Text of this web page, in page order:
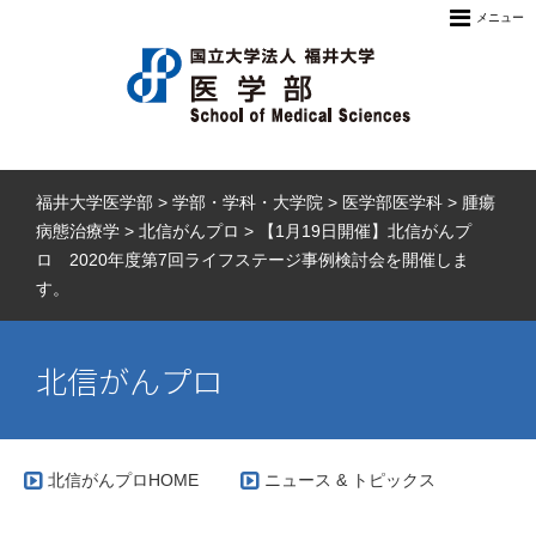
メニュー
福井大学医学部 > 学部・学科・大学院 > 医学部医学科 > 腫瘍
病態治療学 > 北信がんプロ >
【1月19日開催】北信がんプ
ロ 2020年度第7回ライフステージ事例検討会を開催しま
す。
北信がんプロ
北信がんプロHOME ニュース & トピックス